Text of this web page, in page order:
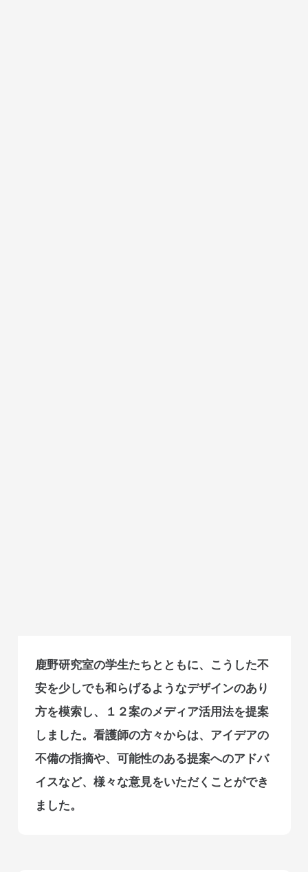
鹿野研究室の学生たちとともに、こうした不
安を少しでも和らげるようなデザインのあり
方を模索し、１２案のメディア活用法を提案
しました。看護師の方々からは、アイデアの
不備の指摘や、可能性のある提案へのアドバ
イスなど、様々な意見をいただくことができ
ました。